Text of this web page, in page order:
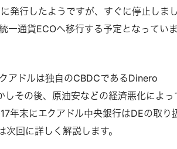
発行したようですが、すぐに停止しま
一通貨ECOへ移行する予定となってい
アドルは独自のCBDCであるDinero
その後、原油安などの経済悪化によっ
年末にエクアドル中央銀行はDEの取り
回に詳しく解説します。